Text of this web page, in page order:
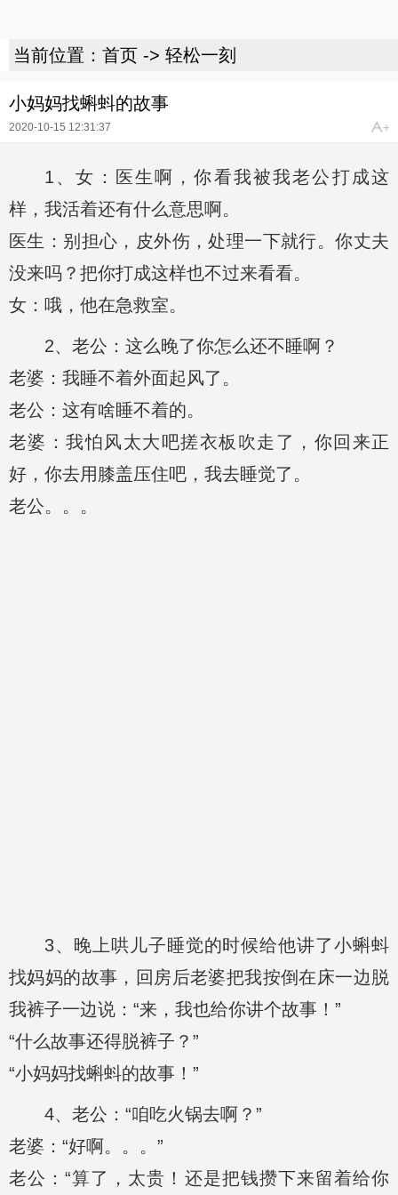
当前位置： 首页 -> 轻松一刻
小妈妈找蝌蚪的故事
2020-10-15 12:31:37
1、女：医生啊，你看我被我老公打成这
样，我活着还有什么意思啊。
医生：别担心，皮外伤，处理一下就行。你丈夫
没来吗？把你打成这样也不过来看看。
女：哦，他在急救室。
2、老公：这么晚了你怎么还不睡啊？
老婆：我睡不着外面起风了。
老公：这有啥睡不着的。
老婆：我怕风太大吧搓衣板吹走了，你回来正
好，你去用膝盖压住吧，我去睡觉了。
老公。。。
3、晚上哄儿子睡觉的时候给他讲了小蝌蚪
找妈妈的故事，回房后老婆把我按倒在床一边脱
我裤子一边说：“来，我也给你讲个故事！”
“什么故事还得脱裤子？”
“小妈妈找蝌蚪的故事！”
4、老公：“咱吃火锅去啊？”
老婆：“好啊。。。”
老公：“算了，太贵！还是把钱攒下来留着给你